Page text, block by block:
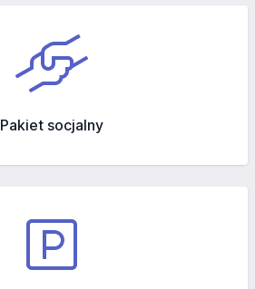
Pakiet socjalny